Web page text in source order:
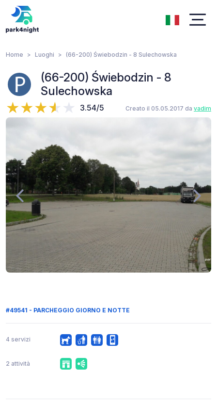
Home Luoghi (66-200) Świebodzin - 8 Sulechowska
(66-200) Świebodzin - 8
Sulechowska
3.54/5 Creato il 05.05.2017 da vadim
#49541 - PARCHEGGIO GIORNO E NOTTE
4 servizi
2 attività